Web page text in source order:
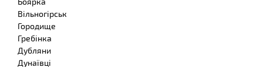
Вільногірськ
Городище
Гребінка
Дубляни
Дунаївці